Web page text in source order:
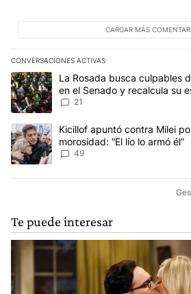
CARGAR MÁS
CONVERSACIONES ACTIVAS
Este listado muestra los artículos con
Un artículo de tendencia con el título
La Rosada busca culpables
en el Senado y recalcula su
21
Un artículo de tendencia con el título
Kicillof apuntó contra Milei
morosidad: “El lío lo armó él”
49